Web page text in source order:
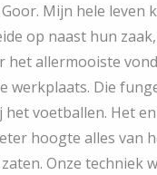
Mijn hele leven
op naast hun
het allermooiste
werkplaats. Die
het voetballen. Het
hoogte alles van
Onze techniek